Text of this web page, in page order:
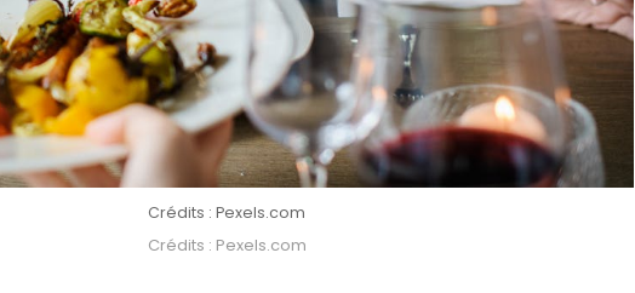
Crédits : Pexels.com
Crédits : Pexels.com